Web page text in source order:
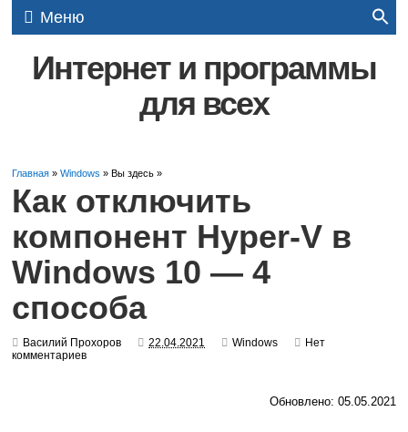
Меню
Интернет и программы
для всех
Главная »Windows » Вы здесь »
Как отключить
компонент Hyper-V в
Windows 10 — 4
способа
Василий Прохоров 22.04.2021 Windows
Нет
комментариев
Обновлено: 05.05.2021